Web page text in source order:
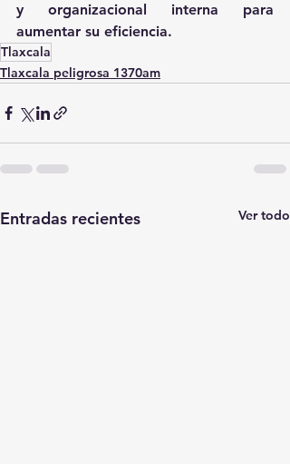
y organizacional interna para
aumentar su eficiencia.
Tlaxcala
Tlaxcala peligrosa 1370am
Entradas recientes Ver todo